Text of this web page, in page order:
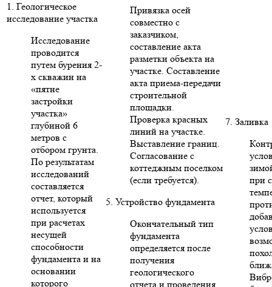
1. Геологическое
исследование участка
Исследование
проводится
путем бурения 2-
х скважин на
«пятне
застройки
участка»
глубиной 6
метров с
отбором грунта.
По результатам
исследований
составляется
отчет, который
используется
при расчетах
несущей
способности
фундамента и на
основании
которого
Привязка осей
совместно с
заказчиком,
составление акта
разметки объекта на
участке. Составление
акта приема-передачи
строительной
площадки.
Проверка красных
линий на участке.
Выставление границ.
Согласование с
коттеджным поселком
(если требуется).
5. Устройство фундамента
Окончательный тип
фундамента
определяется после
получения
геологического
отчета и проведения
7. Заливка
при